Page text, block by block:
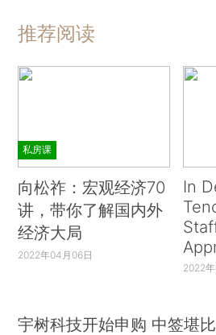
推荐阅读
私房课
向松祚：宏观经济70
讲，带你了解国内外
经济大局
2022年04月06日
In
2022
宇树科技开始申购 中签堪比